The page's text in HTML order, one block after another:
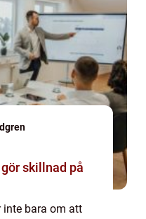
skillnad på
bara om att